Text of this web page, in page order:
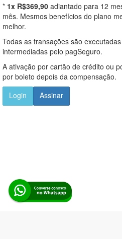
* 1x R$369,90 adiantado para 12
mês. Mesmos benefícios do plano
melhor.
Todas as transações são
intermediadas pelo pagSeguro.
A ativação por cartão de crédito ou
por boleto depois da compensação.
Login
Assinar